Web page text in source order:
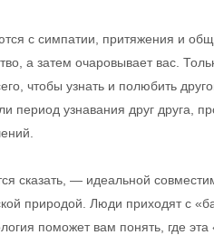
с симпатии, притяжения и
а затем очаровывает вас.
чтобы узнать и полюбить
период узнавания друг друга,
сказать, — идеальной
природой. Люди приходят с
поможет вам понять, где